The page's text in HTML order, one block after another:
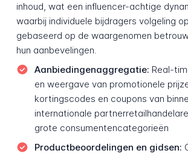
inhoud, wat een influencer-achtige
waarbij individuele bijdragers volgeling
gebaseerd op de waargenomen
hun aanbevelingen.
Aanbiedingenaggregatie: Real-
en weergave van promotionele
kortingscodes en coupons van
internationale
grote consumentencategorieën
Productbeoordelingen en gidsen: